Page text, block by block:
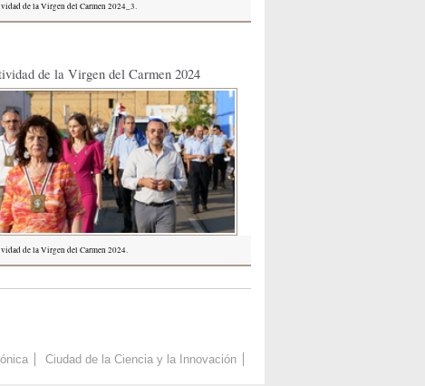
de la Virgen del Carmen 2024_3.
de la Virgen del Carmen 2024
de la Virgen del Carmen 2024.
Ciudad de la Ciencia y la Innovación